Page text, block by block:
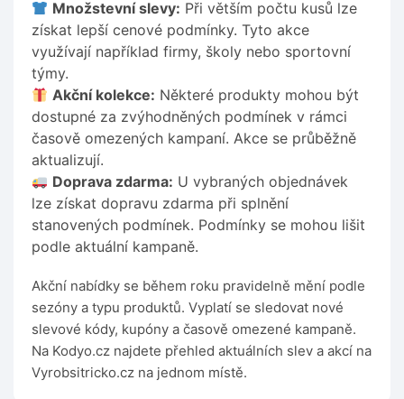
Množstevní slevy: Při větším počtu kusů lze
získat lepší cenové podmínky. Tyto akce
využívají například firmy, školy nebo sportovní
týmy.
Akční kolekce: Některé produkty mohou být
dostupné za zvýhodněných podmínek v rámci
časově omezených kampaní. Akce se průběžně
aktualizují.
Doprava zdarma: U vybraných objednávek
lze získat dopravu zdarma při splnění
stanovených podmínek. Podmínky se mohou lišit
podle aktuální kampaně.
Akční nabídky se během roku pravidelně mění podle
sezóny a typu produktů. Vyplatí se sledovat nové
slevové kódy, kupóny a časově omezené kampaně.
Na Kodyo.cz najdete přehled aktuálních slev a akcí na
Vyrobsitricko.cz na jednom místě.